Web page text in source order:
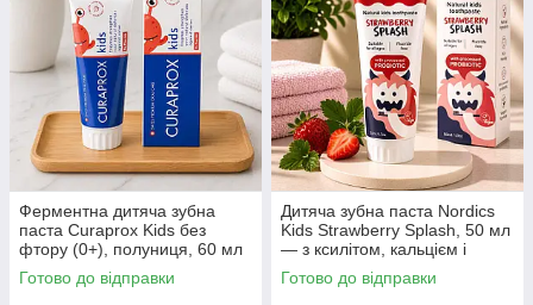
Ферментна дитяча зубна
паста Curaprox Kids без
фтору (0+), полуниця, 60 мл
— догляд з перших зубів від
народження
Готово до відправки
Дитяча зубна паста Nordics
Kids Strawberry Splash, 50 мл
— з ксилітом, кальцієм і
пробіотиком, без фтору, від 0
до 12 років
Готово до відправки